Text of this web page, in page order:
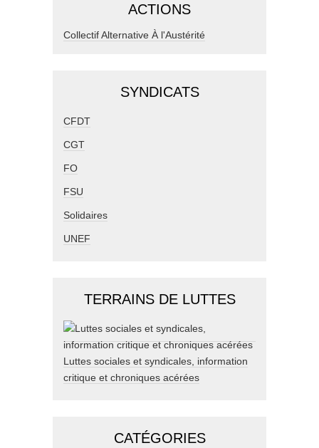
ACTIONS
Collectif Alternative À l'Austérité
SYNDICATS
CFDT
CGT
FO
FSU
Solidaires
UNEF
TERRAINS DE LUTTES
Luttes sociales et syndicales, information
critique et chroniques acérées
CATÉGORIES